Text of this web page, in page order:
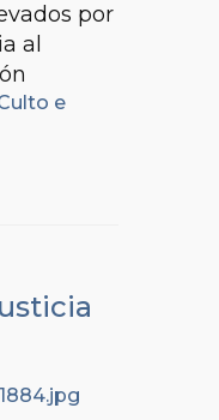
por
al
e